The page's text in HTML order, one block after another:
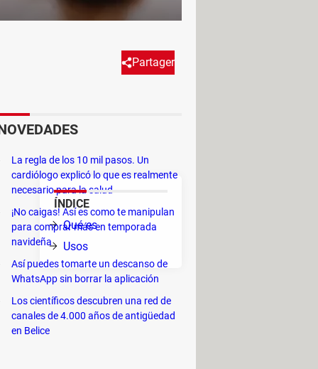
Partager
es similar al empleado en
Esta tecnología tiene
ÍNDICE
Qué es
Usos
dos modos de funcionamiento:
La regla de los 10 mil pasos. Un
cardiólogo explicó lo que es realmente
necesario para la salud
¡No caigas! Así es como te manipulan
para comprar más en temporada
navideña
Así puedes tomarte un descanso de
WhatsApp sin borrar la aplicación
Los científicos descubren una red de
canales de 4.000 años de antigüedad
en Belice